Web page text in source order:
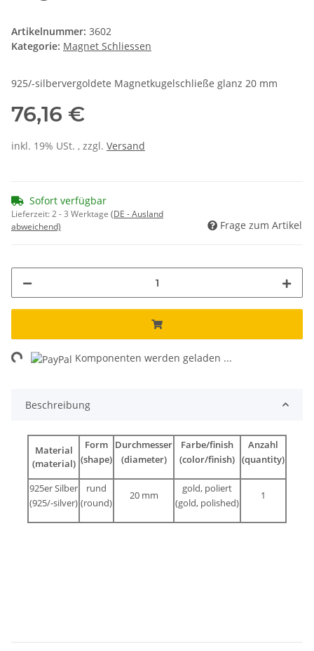
Artikelnummer: 3602
Kategorie: Magnet Schliessen
925/-silbervergoldete Magnetkugelschließe glanz 20 mm
76,16 €
inkl. 19% USt. , zzgl. Versand
Sofort verfügbar
Lieferzeit:2 - 3 Werktage (DE - Ausland
abweichend)
Frage zum Artikel
Komponenten werden geladen ...
Beschreibung
Material
(material)
Form
(shape)
Durchmesser
(diameter)
Farbe/finish
(color/finish)
Anzahl
(quantity)
925er Silber
(925/-silver)
rund
(round)
20 mm
gold, poliert
(gold, polished)
1